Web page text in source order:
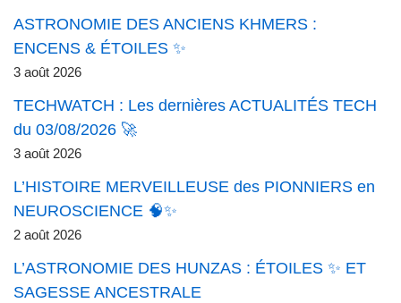
ASTRONOMIE DES ANCIENS KHMERS :
ENCENS & ÉTOILES ✨
3 août 2026
TECHWATCH : Les dernières ACTUALITÉS TECH
du 03/08/2026 🚀
3 août 2026
L’HISTOIRE MERVEILLEUSE des PIONNIERS en
NEUROSCIENCE 🧠✨
2 août 2026
L’ASTRONOMIE DES HUNZAS : ÉTOILES ✨ ET
SAGESSE ANCESTRALE